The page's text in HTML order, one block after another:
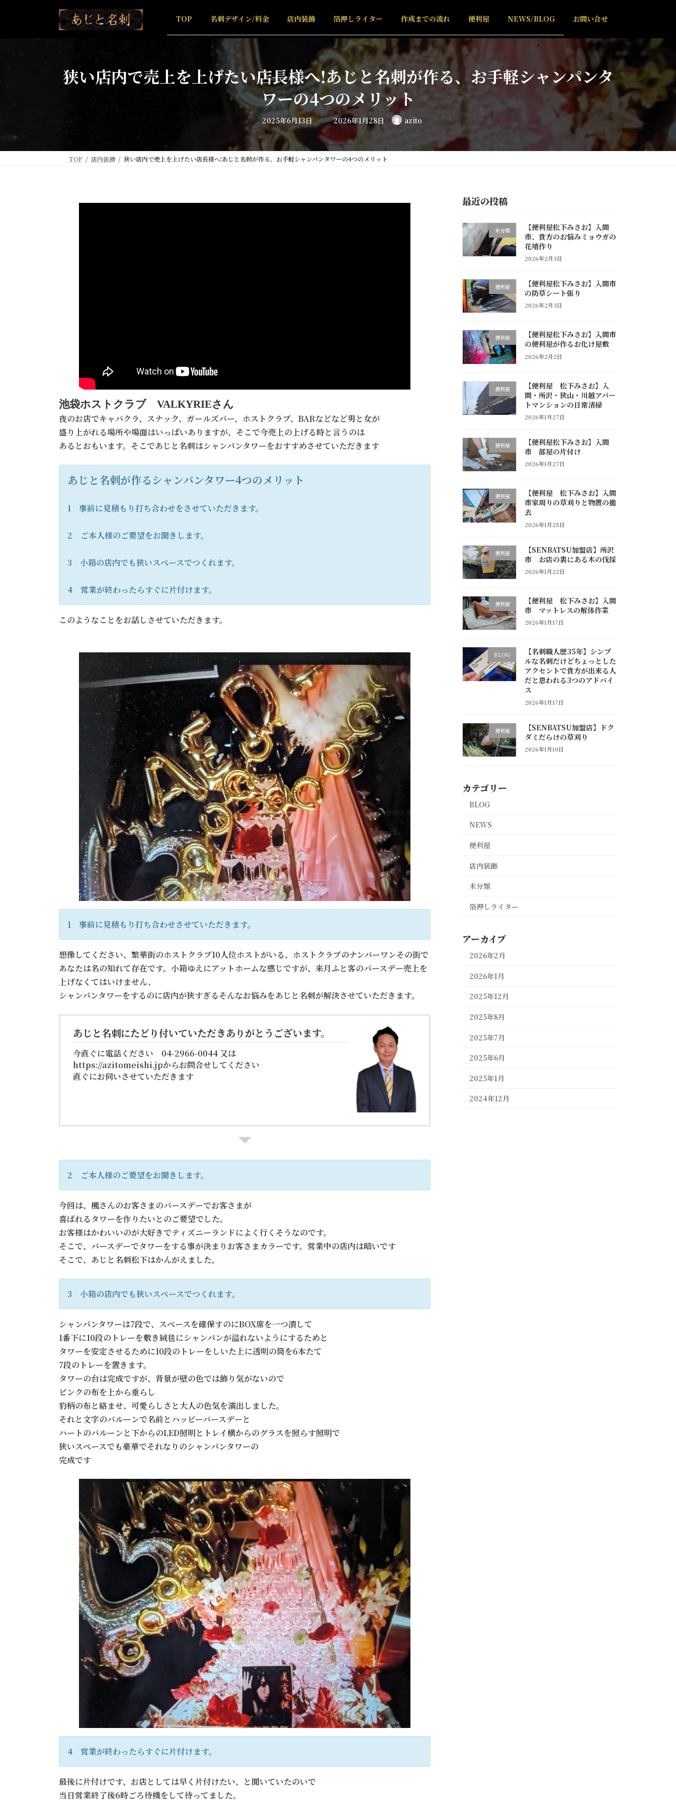
TOP 名刺デザイン/料金 店内装飾 箔押しライター 作成までの流れ 便利屋 NEWS/BLOG お問い合せ
狭い店内で売上を上げたい店長様へ!あじと名刺が作る、お手軽シャンパンタ
ワーの4つのメリット
2025年6月13日 最
終
日
時
:
2026年1月28日 azito
TOP 店内装飾 狭い店内で売上を上げたい店長様へ!あじと名刺が作る、お手軽シャンパンタワーの4つのメリット
池袋ホストクラブ VALKYRIEさん
夜のお店でキャバクラ、スナック、ガールズバー、ホストクラブ、BARなどなど男と女が
盛り上がれる場所や場面はいっぱいありますが、そこで今売上の上げる時と言うのは
あるとおもいます。そこであじと名刺はシャンパンタワーをおすすめさせていただきます
あじと名刺が作るシャンバンタワー4つのメリット
1 事前に見積もり打ち合わせをさせていただきます。
2 ご本人様のご要望をお聞きします。
3 小箱の店内でも狭いスペースでつくれます。
4 営業が終わったらすぐに片付けます。
このようなことをお話しさせていただきます。
1 事前に見積もり打ち合わせさせていただきます。
想像してください、繁華街のホストクラブ10人位ホストがいる、ホストクラブのナンバーワンその街で
あなたは名の知れて存在です。小箱ゆえにアットホームな感じですが、来月ふと客のバースデー売上を
上げなくてはいけません、
シャンパンタワーをするのに店内が狭すぎるそんなお悩みをあじと名刺が解決させていただきます。
あじと名刺にたどり付いていただきありがとうございます。
今直ぐに電話ください 04-2966-0044 又は
https://azitomeishi.jpからお問合せしてください
直ぐにお伺いさせていただきます
2 ご本人様のご要望をお聞きします。
今回は、楓さんのお客さまのバースデーでお客さまが
喜ばれるタワーを作りたいとのご要望でした。
お客様はかわいいのが大好きでティズニーランドによく行くそうなのです。
そこで、バースデーでタワーをする事が決まりお客さまカラーです。営業中の店内は暗いです
そこで、あじと名刺松下はかんがえました。
3 小箱の店内でも狭いスペースでつくれます。
シャンパンタワーは7段で、スペースを確保すのにBOX席を一つ潰して
1番下に10段のトレーを敷き絨毯にシャンパンが溢れないようにするためと
タワーを安定させるために10段のトレーをしいた上に透明の筒を6本たて
7段のトレーを置きます。
タワーの台は完成ですが、背景が壁の色では飾り気がないので
ピンクの布を上から垂らし
豹柄の布と絡ませ、可愛らしさと大人の色気を演出しました。
それと文字のバルーンで名前とハッピーバースデーと
ハートのバルーンと下からのLED照明とトレイ横からのグラスを照らす照明で
狭いスペースでも豪華でそれなりのシャンパンタワーの
完成です
4 営業が終わったらすぐに片付けます。
最後に片付けです、お店としては早く片付けたい、と聞いていたのいで
当日営業終了後6時ごろ待機をして待ってました。
最近の投稿
未分類
【便利屋松下みさお】入間
市、貴方のお悩みミョウガの
花壇作り
2026年2月3日
便利屋
【便利屋松下みさお】入間市
の防草シート張り
2026年2月3日
便利屋
【便利屋松下みさお】入間市
の便利屋が作るお化け屋敷
2026年2月2日
便利屋
【便利屋 松下みさお】入
間・所沢・狭山・川越アパー
トマンションの日常清掃
2026年1月27日
便利屋
【便利屋松下みさお】入間
市 部屋の片付け
2026年1月27日
便利屋
【便利屋 松下みさお】入間
市家周りの草刈りと物置の撤
去
2026年1月25日
便利屋
【SENBATSU加盟店】所沢
市 お店の裏にある木の伐採
2026年1月22日
便利屋
【便利屋 松下みさお】入間
市 マットレスの解体作業
2026年1月17日
BLOG
【名刺職人歴35年】シンプ
ルな名刺だけどちょっとした
アクセントで貴方が出来る人
だと思われる3つのアドバイ
ス
2026年1月17日
便利屋
【SENBATSU加盟店】ドク
ダミだらけの草刈り
2026年1月10日
カテゴリー
BLOG
NEWS
便利屋
店内装飾
未分類
箔押しライター
アーカイブ
2026年2月
2026年1月
2025年12月
2025年8月
2025年7月
2025年6月
2025年1月
2024年12月